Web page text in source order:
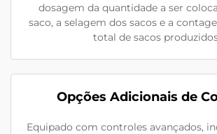
dosagem da quantidade a ser
saco, a selagem dos sacos e a
total de sacos
Opções Adicionais de
Equipado com controles avançados,